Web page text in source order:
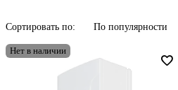
Сортировать по: По популярности
Нет в наличии